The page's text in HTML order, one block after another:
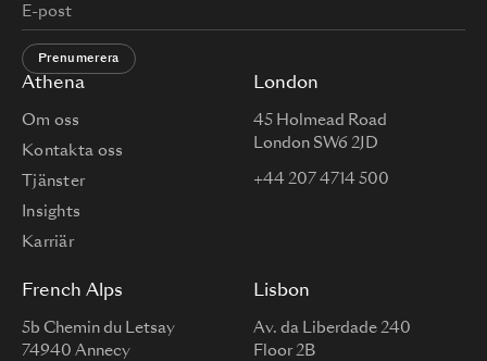
Athena
Om oss
Kontakta oss
Tjänster
Insights
Karriär
London
45 Holmead Road
London SW6 2JD
+44 207 4714 500
French Alps
5b Chemin du Letsay
74940 Annecy
Lisbon
Av. da Liberdade 240
Floor 2B
Prenumerera